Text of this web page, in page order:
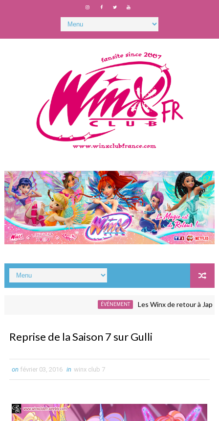
ÉVÉNEMENT Les Winx de retour à Japan
Reprise de la Saison 7 sur Gulli
on février 03, 2016 in winx club 7